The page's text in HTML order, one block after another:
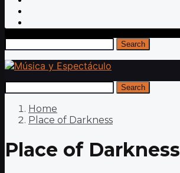
Search
Search
Home
Place of Darkness
Place of Darkness